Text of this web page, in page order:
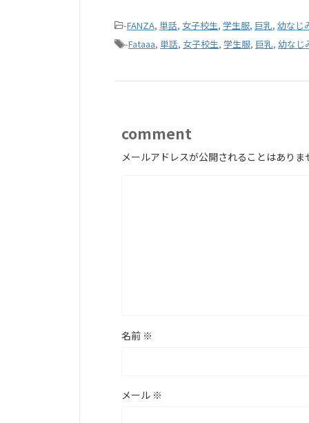
-FANZA, 単話, 女子校生, 学生服, 巨乳, 幼なじ
-Fataaa, 単話, 女子校生, 学生服, 巨乳, 幼なじ
comment
メールアドレスが公開されることはありま
名前 ※
メール ※